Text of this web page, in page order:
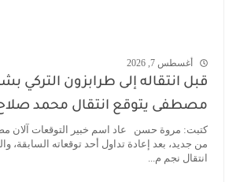
أغسطس 7, 2026
قبل انتقاله إلى طرابزون التركي
مصطفى يتوقع انتقال محمد صلاح
كتبت: مروة حسن عاد اسم خبير التوقعات آلان
من جديد، بعد إعادة تداول أحد توقعاته السابقة،
انتقال نجم م...